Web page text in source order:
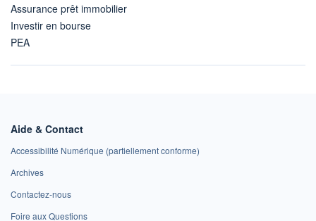
Assurance prêt immobilier
Investir en bourse
PEA
Aide & Contact
Accessibilité Numérique (partiellement conforme)
Archives
Contactez-nous
Foire aux Questions